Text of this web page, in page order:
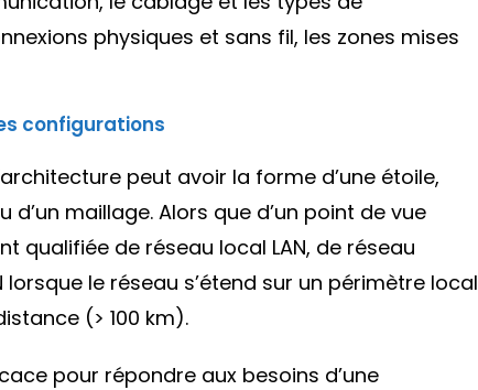
physiques et sans fil, les zones mises
configurations
peut avoir la forme d’une étoile,
d’un maillage. Alors que d’un point de vue
qualifiée de réseau local LAN, de réseau
le réseau s’étend sur un périmètre local
(> 100 km).
pour répondre aux besoins d’une